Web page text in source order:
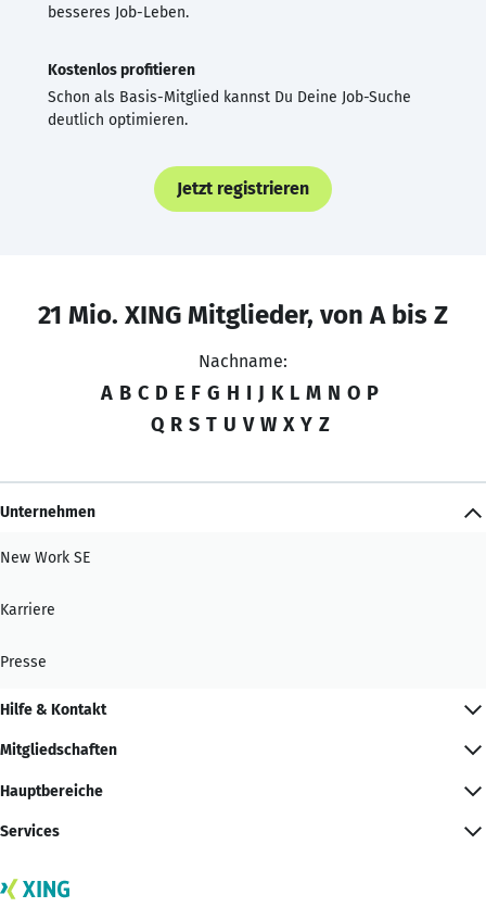
besseres Job-Leben.
Kostenlos profitieren
Schon als Basis-Mitglied kannst Du Deine Job-Suche
deutlich optimieren.
Jetzt registrieren
21 Mio. XING Mitglieder, von A bis Z
Nachname:
A B C D E F G H I J K L M N O P
Q R S T U V W X Y Z
Unternehmen
New Work SE
Karriere
Presse
Hilfe & Kontakt
Mitgliedschaften
Hauptbereiche
Services